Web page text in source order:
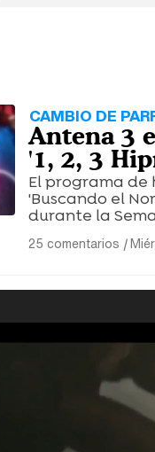
CAMBIO DE
Antena 3
'1, 2, 3
El programa de
'Buscando el
durante la
25 comentarios |